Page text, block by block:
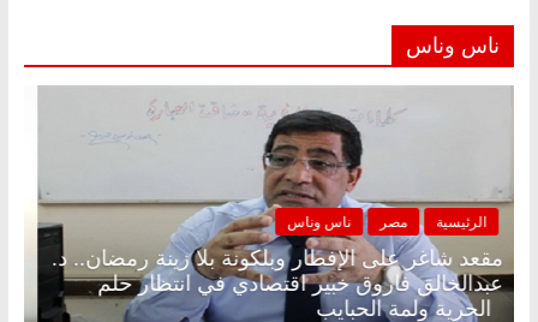
ناس وناس
الرئيسية مصر ناس وناس
مقعد شاغر على الإفطار وبلكونة بلا زينة رمضان.. د.
عبدالخالق فاروق خبير اقتصادي في انتظار حلم
الحرية ولمة الحبايب